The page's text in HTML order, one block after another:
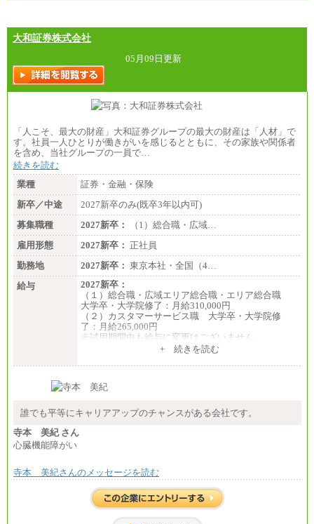
大和証券株式会社
05月09日更新
「人こそ、最大の財産」大和証券グループの最大の財産は「人材」で
す。社員一人ひとりが働きがいを感じるとともに、その家族や関係者
を含め、当社グループの一員で…
続きを読む
業種
証券・金融・保険
新卒／中途
2027新卒のみ(既卒3年以内可)
募集職種
2027新卒：
（1）総合職・広域…
雇用形態
2027新卒： 正社員
勤務地
2027新卒： 東京本社・全国（4…
給与
2027新卒：
（１）総合職・広域エリア総合職・エリア総合職
大学卒・大学院修了：月給310,000円
（２）カスタマーサービス職 大学卒・大学院修
了：月給265,000円
※試用期間中も給与に変更はございません
+ 続きを読む
誰でも平等にキャリアアップのチャンスがある会社です。
寺本 美紀 さん
心臓機能障がい
寺本 美紀さんのメッセージを読む